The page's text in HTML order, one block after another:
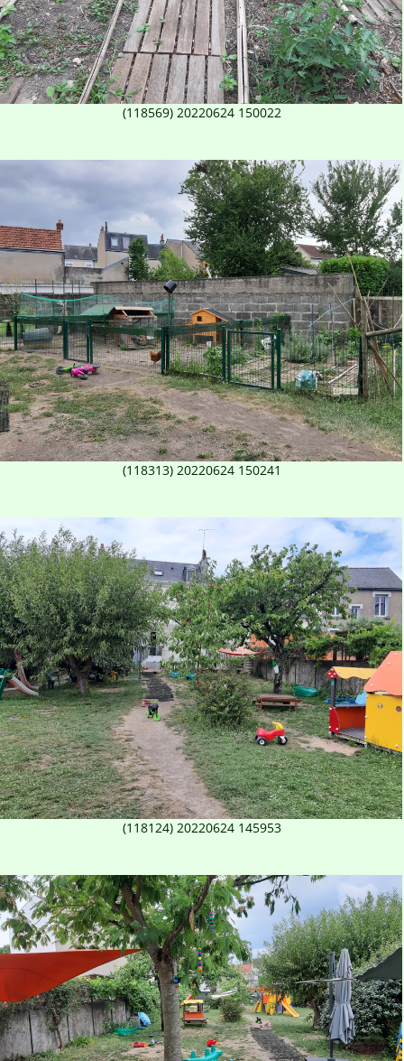
(118569) 20220624 150022
(118313) 20220624 150241
(118124) 20220624 145953